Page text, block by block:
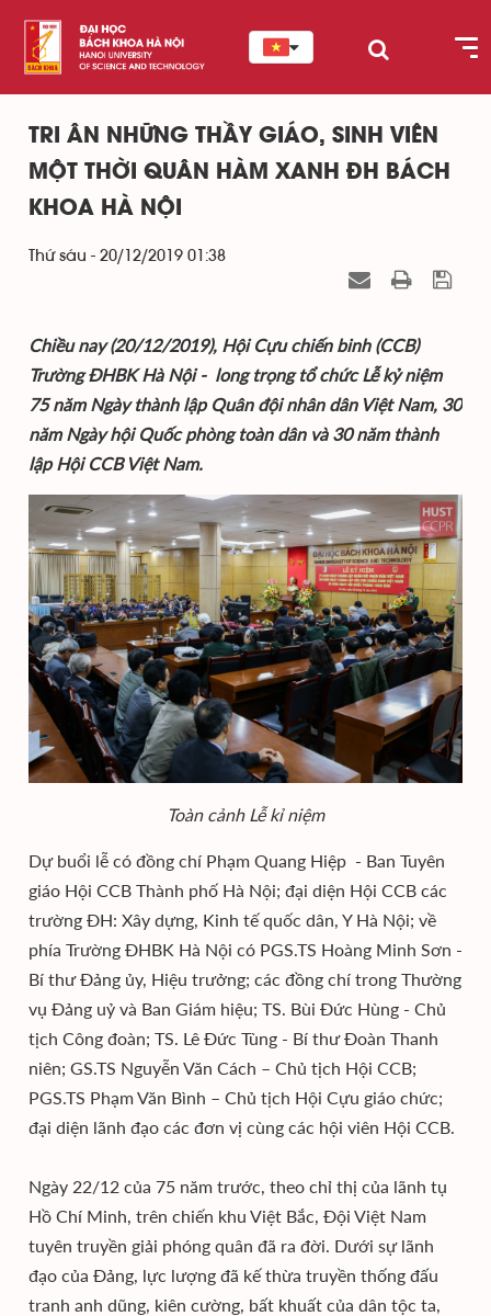
TRI ÂN NHỮNG THẦY GIÁO, SINH VIÊN
MỘT THỜI QUÂN HÀM XANH ĐH BÁCH
KHOA HÀ NỘI
Thứ sáu - 20/12/2019 01:38
Chiều nay (20/12/2019), Hội Cựu chiến binh (CCB)
Trường ĐHBK Hà Nội - long trọng tổ chức Lễ kỷ niệm
75 năm Ngày thành lập Quân đội nhân dân Việt Nam, 30
năm Ngày hội Quốc phòng toàn dân và 30 năm thành
lập Hội CCB Việt Nam.
Toàn cảnh Lễ kỉ niệm
Dự buổi lễ có đồng chí Phạm Quang Hiệp - Ban Tuyên
giáo Hội CCB Thành phố Hà Nội; đại diện Hội CCB các
trường ĐH: Xây dựng, Kinh tế quốc dân, Y Hà Nội; về
phía Trường ĐHBK Hà Nội có PGS.TS Hoàng Minh Sơn -
Bí thư Đảng ủy, Hiệu trưởng; các đồng chí trong Thường
vụ Đảng uỷ và Ban Giám hiệu; TS. Bùi Đức Hùng - Chủ
tịch Công đoàn; TS. Lê Đức Tùng - Bí thư Đoàn Thanh
niên; GS.TS Nguyễn Văn Cách – Chủ tịch Hội CCB;
PGS.TS Phạm Văn Bình – Chủ tịch Hội Cựu giáo chức;
đại diện lãnh đạo các đơn vị cùng các hội viên Hội CCB.
Ngày 22/12 của 75 năm trước, theo chỉ thị của lãnh tụ
Hồ Chí Minh, trên chiến khu Việt Bắc, Đội Việt Nam
tuyên truyền giải phóng quân đã ra đời. Dưới sự lãnh
đạo của Đảng, lực lượng đã kế thừa truyền thống đấu
tranh anh dũng, kiên cường, bất khuất của dân tộc ta,